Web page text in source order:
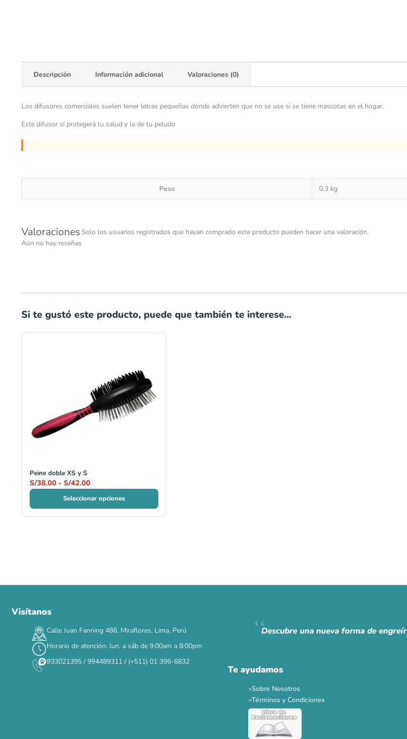
Descripción Información adicional Valoraciones (0)
Los difusores comerciales suelen tener letras pequeñas donde advierten que no se use si se tiene mascotas en el hogar.
Este difusor sí protegerá tu salud y la de tu peludo
Peso 0.3 kg
Valoraciones
Aún no hay reseñas
Solo los usuarios registrados que hayan comprado este producto pueden hacer una valoración.
Si te gustó este producto, puede que también te interese...
Peine doble XS y S
S/38.00 - S/42.00
S/38.00
hasta
S/42.00
Seleccionar opciones
✕
CAT WEEK · 4 AL 8 DE AGOSTO
Visítanos
Calle Juan Fanning 486, Miraflores, Lima, Perú
Horario de atención: lun. a sáb de 9:00am a 8:00pm
933021395 / 994489311 / (+511) 01 396-6832
Descubre una nueva forma de engreír
Te ayudamos
Sobre Nosotros
Términos y Condiciones